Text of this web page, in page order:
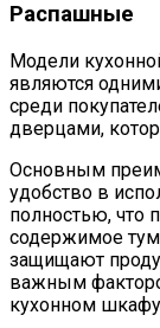
Распашные
Модели
являются
среди
дверцами,
Основным
удобство в
полностью, что
содержимое
защищают
важным
кухонном